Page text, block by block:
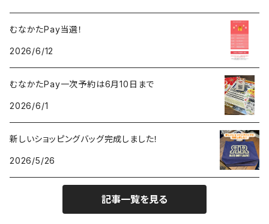
むなかたPay当選！
2026/6/12
むなかたPay一次予約は6月10日まで
2026/6/1
新しいショッピングバッグ完成しました！
2026/5/26
記事一覧を見る